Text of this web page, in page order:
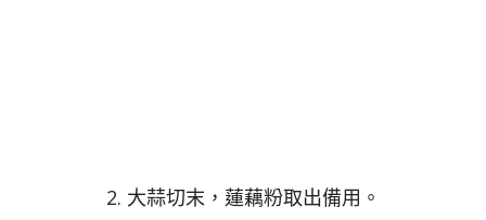
2. 大蒜切末，蓮藕粉取出備用。